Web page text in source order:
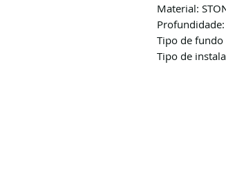
Material:
Tipo de
Tipo de